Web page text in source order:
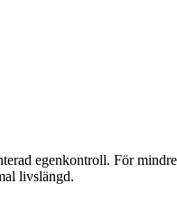
egenkontroll. För
livslängd.